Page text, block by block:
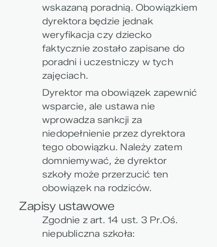
wskazaną poradnią. Obowiązkiem
dyrektora będzie jednak
weryfikacja czy dziecko
faktycznie zostało zapisane do
poradni i uczestniczy w tych
zajęciach.
Dyrektor ma obowiązek zapewnić
wsparcie, ale ustawa nie
wprowadza sankcji za
niedopełnienie przez dyrektora
tego obowiązku. Należy zatem
domniemywać, że dyrektor
szkoły może przerzucić ten
obowiązek na rodziców.
Zapisy ustawowe
Zgodnie z art. 14 ust. 3 Pr.Oś.
niepubliczna szkoła: